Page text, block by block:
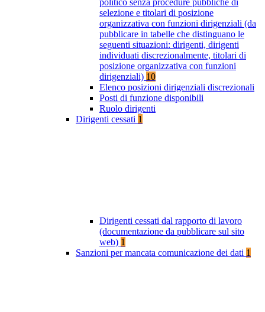
politico senza procedure pubbliche di
selezione e titolari di posizione
organizzativa con funzioni dirigenziali (da
pubblicare in tabelle che distinguano le
seguenti situazioni: dirigenti, dirigenti
individuati discrezionalmente, titolari di
posizione organizzativa con funzioni
dirigenziali) 10
Elenco posizioni dirigenziali discrezionali
Posti di funzione disponibili
Ruolo dirigenti
Dirigenti cessati 1
Dirigenti cessati dal rapporto di lavoro
(documentazione da pubblicare sul sito
web) 1
Sanzioni per mancata comunicazione dei dati 1